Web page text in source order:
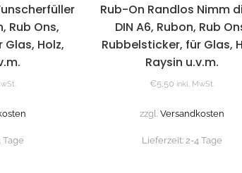
Rub Ons,
Holz,
Tage
Rub-On Randlos Nimm
DIN A6, Rubon, Rub
Rubbelsticker, für Glas,
Raysin u.v.m.
€5,50 inkl. MwSt.
zzgl. Versandkosten
Lieferzeit: 2-4 Tage